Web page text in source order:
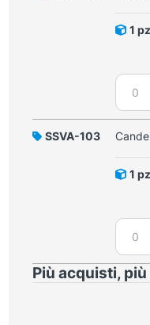
quantità
1 pz
Van
Buren
quantità
SSVA-103
1 pz
Van
Buren
Più acquisti,